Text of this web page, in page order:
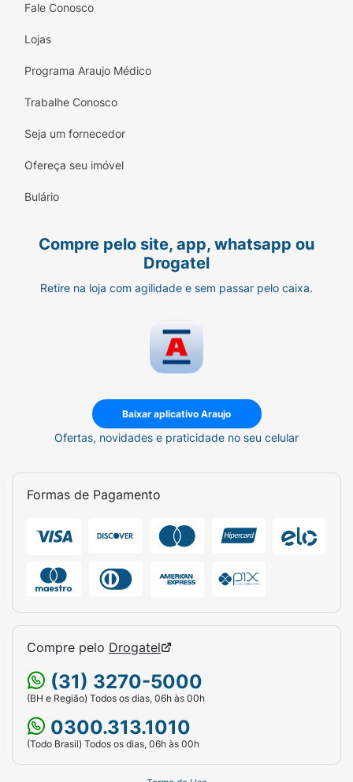
Fale Conosco
Lojas
Programa Araujo Médico
Trabalhe Conosco
Seja um fornecedor
Ofereça seu imóvel
Bulário
Compre pelo site, app, whatsapp ou
Drogatel
Retire na loja com agilidade e sem passar pelo caixa.
Baixar aplicativo Araujo
Ofertas, novidades e praticidade no seu celular
Formas de Pagamento
Compre pelo Drogatel
(31) 3270-5000
(BH e Região) Todos os dias, 06h às 00h
0300.313.1010
(Todo Brasil) Todos os dias, 06h às 00h